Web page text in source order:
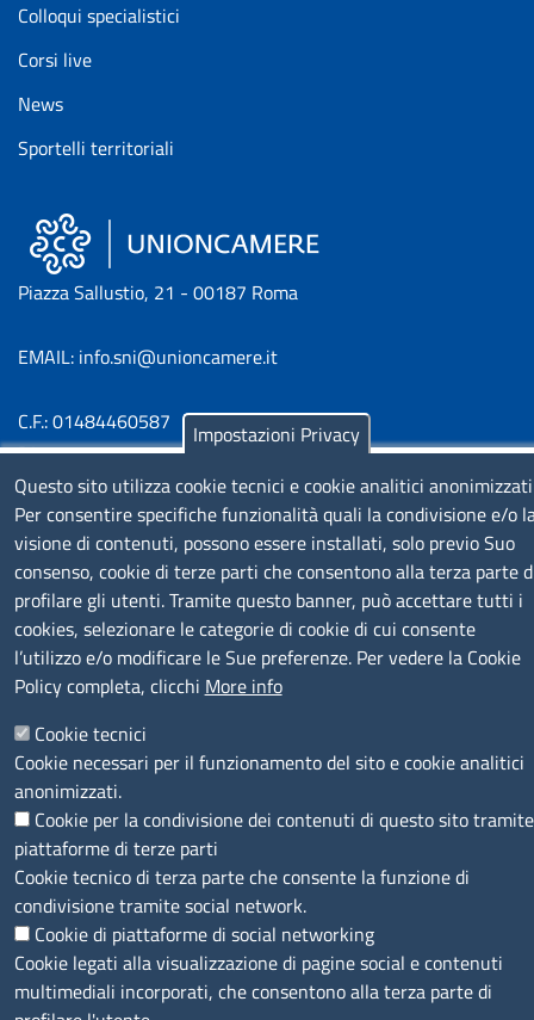
Colloqui specialistici
Corsi live
News
Sportelli territoriali
Piazza Sallustio, 21 - 00187 Roma
EMAIL: info.sni@unioncamere.it
C.F.: 01484460587
P.Iva: 01000211001
SERVIZIO REALIZZATO DA
SEGUICI SU
MENÙ PRIVACY
Note legali Privacy e cookie policy Accesso riservato
© 2023 SNI Servizio Nuove Imprese
Impostazioni Privacy
Questo sito utilizza cookie tecnici e cookie analitici
Per consentire specifiche funzionalità quali la condivisione e/o
visione di contenuti, possono essere installati, solo previo Suo
consenso, cookie di terze parti che consentono alla terza parte
profilare gli utenti. Tramite questo banner, può accettare tutti i
cookies, selezionare le categorie di cookie di cui consente
l’utilizzo e/o modificare le Sue preferenze. Per vedere la Cookie
Policy completa, clicchi More info
Cookie tecnici
Cookie necessari per il funzionamento del sito e cookie analitici
anonimizzati.
Cookie per la condivisione dei contenuti di questo sito tramite
piattaforme di terze parti
Cookie tecnico di terza parte che consente la funzione di
condivisione tramite social network.
Cookie di piattaforme di social networking
Cookie legati alla visualizzazione di pagine social e contenuti
multimediali incorporati, che consentono alla terza parte di